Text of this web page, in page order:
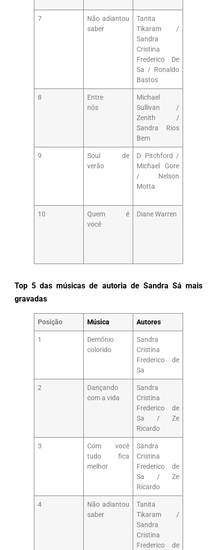
7
Não adiantou
saber
Tanita
Tikaram /
Sandra
Cristina
Frederico De
Sa / Ronaldo
Bastos
8
Entre
nós
Michael
Sullivan /
Zenith /
Sandra Rios
Bem
9
Soul de
verão
D Pitchford /
Michael Gore
/ Nelson
Motta
10
Quem é
você
Diane Warren
Top 5 das músicas de autoria de Sandra Sá mais
gravadas
Posição Música Autores
1
Demônio
colorido
Sandra
Cristina
Frederico de
Sa
2
Dançando
com a vida
Sandra
Cristina
Frederico de
Sa / Ze
Ricardo
3
Com você
tudo fica
melhor
Sandra
Cristina
Frederico de
Sa / Ze
Ricardo
4
Não adiantou
saber
Tanita
Tikaram /
Sandra
Cristina
Frederico de